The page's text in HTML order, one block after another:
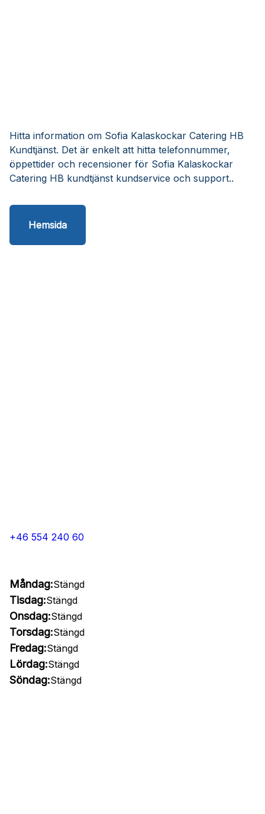
Hitta information om Sofia Kalaskockar Catering HB
Kundtjänst. Det är enkelt att hitta telefonnummer,
öppettider och recensioner för Sofia Kalaskockar
Catering HB kundtjänst kundservice och support..
Hemsida
+46 554 240 60
Måndag:Stängd
Tisdag:Stängd
Onsdag:Stängd
Torsdag:Stängd
Fredag:Stängd
Lördag:Stängd
Söndag:Stängd